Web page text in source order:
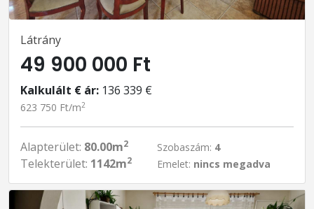
Látrány
49 900 000 Ft
Kalkulált € ár: 136 339 €
623 750 Ft/m2
Alapterület: 80.00m2
Telekterület: 1142m2
Szobaszám: 4
Emelet: nincs megadva